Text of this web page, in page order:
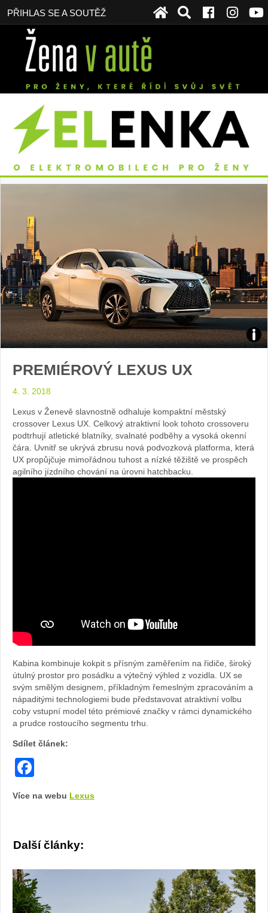
PŘIHLAS SE A SOUTĚŽ
PREMIÉROVÝ LEXUS UX
4. 3. 2018
Lexus v Ženevě slavnostně odhaluje kompaktní městský
crossover Lexus UX. Celkový atraktivní look tohoto crossoveru
podtrhují atletické blatníky, svalnaté podběhy a vysoká okenní
čára. Uvnitř se ukrývá zbrusu nová podvozková platforma, která
UX propůjčuje mimořádnou tuhost a nízké těžiště ve prospěch
agilního jízdního chování na úrovni hatchbacku.
Kabina kombinuje kokpit s přísným zaměřením na řidiče, široký
útulný prostor pro posádku a výtečný výhled z vozidla. UX se
svým smělým designem, příkladným řemeslným zpracováním a
nápaditými technologiemi bude představovat atraktivní volbu
coby vstupní model této prémiové značky v rámci dynamického
a prudce rostoucího segmentu trhu.
Sdílet článek:
Více na webu Lexus
Další články: